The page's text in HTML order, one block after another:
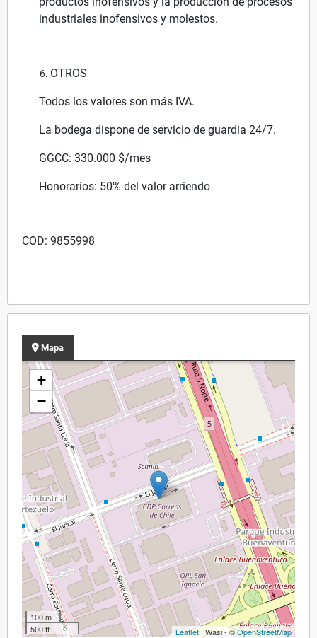
industriales inofensivos y molestos.
OTROS
Todos los valores son más IVA.
La bodega dispone de servicio de guardia 24/7.
GGCC: 330.000 $/mes
Honorarios: 50% del valor arriendo
COD: 9855998
Mapa
+
−
100 m
500 ft
Leaflet | Wasi - ©OpenStreetMap